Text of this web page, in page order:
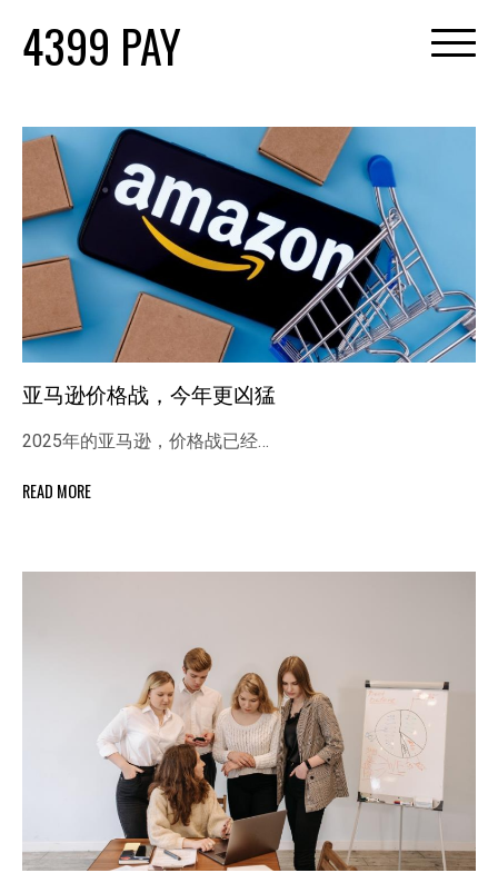
content
4399 PAY
亚马逊价格战，今年更凶猛
2025年的亚马逊，价格战已经…
READ MORE